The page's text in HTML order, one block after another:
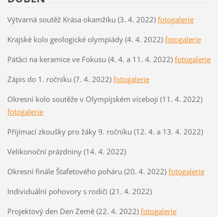
Výtvarná soutěž Krása okamžiku (3. 4. 2022) fotogalerie
Krajské kolo geologické olympiády (4. 4. 2022) fotogalerie
Páťáci na keramice ve Fokusu (4. 4. a 11. 4. 2022) fotogalerie
Zápis do 1. ročníku (7. 4. 2022) fotogalerie
Okresní kolo soutěže v Olympijském víceboji (11. 4. 2022)
fotogalerie
Přijímací zkoušky pro žáky 9. ročníku (12. 4. a 13. 4. 2022)
Velikonoční prázdniny (14. 4. 2022)
Okresní finále Štafetového poháru (20. 4. 2022) fotogalerie
Individuální pohovory s rodiči (21. 4. 2022)
Projektový den Den Země (22. 4. 2022) fotogalerie